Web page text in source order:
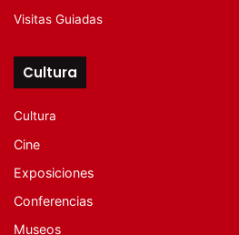
Visitas Guiadas
Cultura
Cultura
Cine
Exposiciones
Conferencias
Museos